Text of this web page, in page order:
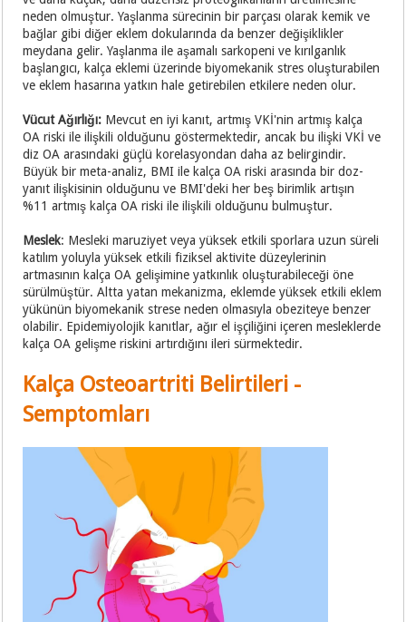
neden olmuştur. Yaşlanma sürecinin bir parçası olarak kemik ve
bağlar gibi diğer eklem dokularında da benzer değişiklikler
meydana gelir. Yaşlanma ile aşamalı sarkopeni ve kırılganlık
başlangıcı, kalça eklemi üzerinde biyomekanik stres oluşturabilen
ve eklem hasarına yatkın hale getirebilen etkilere neden olur.
Vücut Ağırlığı: Mevcut en iyi kanıt, artmış VKİ'nin artmış kalça
OA riski ile ilişkili olduğunu göstermektedir, ancak bu ilişki VKİ ve
diz OA arasındaki güçlü korelasyondan daha az belirgindir.
Büyük bir meta-analiz, BMI ile kalça OA riski arasında bir doz-
yanıt ilişkisinin olduğunu ve BMI'deki her beş birimlik artışın
%11 artmış kalça OA riski ile ilişkili olduğunu bulmuştur.
Meslek: Mesleki maruziyet veya yüksek etkili sporlara uzun süreli
katılım yoluyla yüksek etkili fiziksel aktivite düzeylerinin
artmasının kalça OA gelişimine yatkınlık oluşturabileceği öne
sürülmüştür. Altta yatan mekanizma, eklemde yüksek etkili eklem
yükünün biyomekanik strese neden olmasıyla obeziteye benzer
olabilir. Epidemiyolojik kanıtlar, ağır el işçiliğini içeren mesleklerde
kalça OA gelişme riskini artırdığını ileri sürmektedir.
Kalça Osteoartriti Belirtileri -
Semptomları